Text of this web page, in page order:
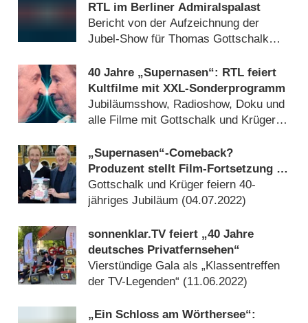
RTL im Berliner Admiralspalast
Bericht von der Aufzeichnung der
Jubel-Show für Thomas Gottschalk
40 Jahre „Supernasen“: RTL feiert
Kultfilme mit XXL-Sonderprogramm
Jubiläumsshow, Radioshow, Doku und
alle Filme mit Gottschalk und Krüger
„Supernasen“-Comeback?
Produzent stellt Film-Fortsetzung in
Aussicht
Gottschalk und Krüger feiern 40-
jähriges Jubiläum (04.07.2022)
sonnenklar.TV feiert „40 Jahre
deutsches Privatfernsehen“
Vierstündige Gala als „Klassentreffen
der TV-Legenden“ (11.06.2022)
„Ein Schloss am Wörthersee“: